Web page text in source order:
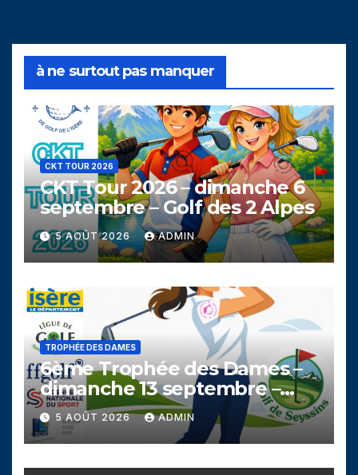
à ne surtout pas manquer
CKT TOUR 2026
CKT Tour 2026 – dimanche 6
septembre – Golf des 2 Alpes
5 AOÛT 2026 ADMIN
TROPHÉE DES DAMES
6ème Trophée des Dames –
dimanche 13 septembre –
Golf de Seyssins
5 AOÛT 2026 ADMIN